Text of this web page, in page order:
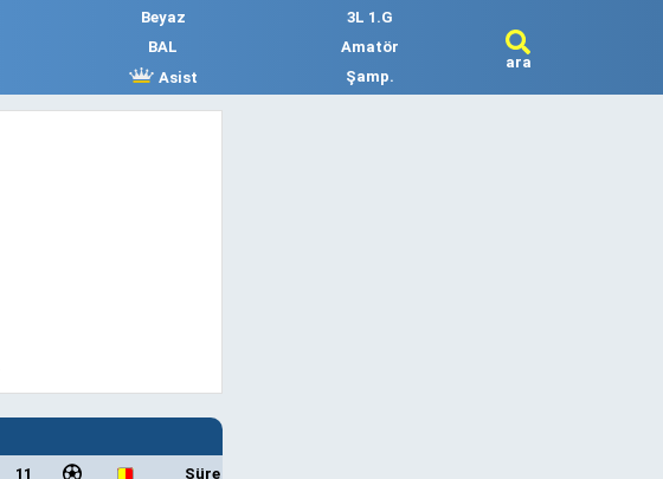
Beyaz
3L 1.G
BAL
Amatör
Asist Şamp.
ara
11 Süre